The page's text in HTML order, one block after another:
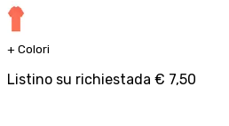
+ Colori
Listino su richiestada € 7,50